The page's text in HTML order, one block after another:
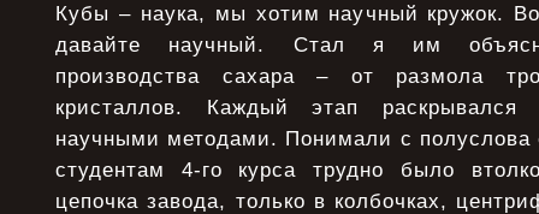
Кубы – наука, мы хотим научный кружок.
давайте научный. Стал я им
производства сахара – от размола
кристаллов. Каждый этап раскрывался
научными методами. Понимали с
студентам 4-го курса трудно было
цепочка завода, только в колбочках,